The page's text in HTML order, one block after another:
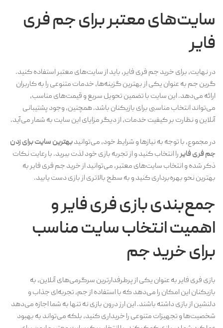
سایت‌های معتبر برای جم فری
فایر
در نهایت، برای خرید جم فری فایر، باید از سایت‌های معتبر استفاده کنید.
گرین جم به عنوان یکی از بهترین گزینه‌ها، خدمات متنوعی را به کاربران
ارائه می‌دهد. این سایت با تضمین تحویل سریع و قیمت‌های مناسب،
می‌تواند انتخاب مناسبی برای بازیکنان باشد. همچنین، وجود پشتیبانی
آنلاین و نظارت بر کیفیت خدمات، از دیگر مزایای این سایت به شمار می‌آید.
در مجموع، با توجه به نیازها و شرایط خود، می‌توانیدبهترین سایت برای زدن
جم فری فایررا انتخاب کنید و از تجربه بازی خود لذت ببرید. با رعایت نکات
ذکر شده و انتخاب سایت‌های معتبر، می‌توانید از خرید جم فری فایر به
بهترین نحو بهره‌برداری کنید و به سطح بالاتری از بازی دست یابید.
جمع‌بندی بازی فری فایر و
اهمیت انتخاب سایت مناسب
برای خرید جم
بازی فری فایر به عنوان یکی از پرطرفدارترین سرگرمی‌های آنلاین، به
بازیکنان این امکان را می‌دهد که با استفاده از جم، تجربه‌ای جذاب و
دلنشین از بازی داشته باشند. این ارز درون بازی نه تنها به شما اجازه می‌دهد
شخصیت‌ها و تجهیزات متنوعی را خریداری کنید، بلکه می‌تواند به بهبود